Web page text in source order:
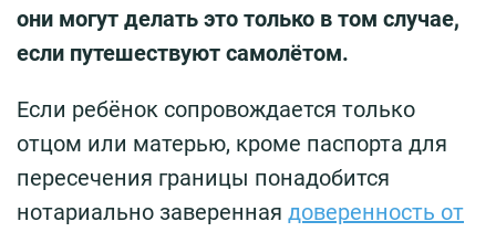
они могут делать это только в том случае,
если путешествуют самолётом.
Если ребёнок сопровождается только
отцом или матерью, кроме паспорта для
пересечения границы понадобится
нотариально заверенная доверенность от